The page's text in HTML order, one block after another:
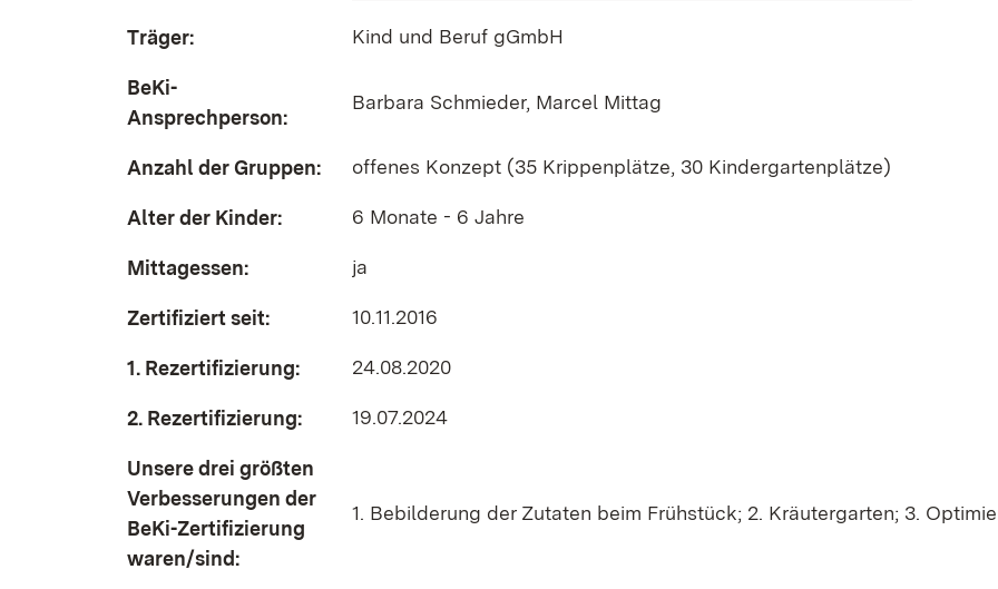
Träger: Kind und Beruf gGmbH
BeKi-
Ansprechperson:
Barbara Schmieder, Marcel Mittag
Anzahl der Gruppen: offenes Konzept (35 Krippenplätze, 30 Kindergartenplätze)
Alter der Kinder: 6 Monate - 6 Jahre
Mittagessen: ja
Zertifiziert seit: 10.11.2016
1. Rezertifizierung: 24.08.2020
2. Rezertifizierung: 19.07.2024
Unsere drei größten
Verbesserungen der
BeKi-Zertifizierung
waren/sind:
1. Bebilderung der Zutaten beim Frühstück; 2. Kräutergarten; 3.